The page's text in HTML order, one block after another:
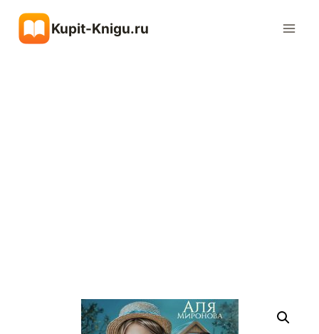
содержимому
Kupit-Knigu.ru